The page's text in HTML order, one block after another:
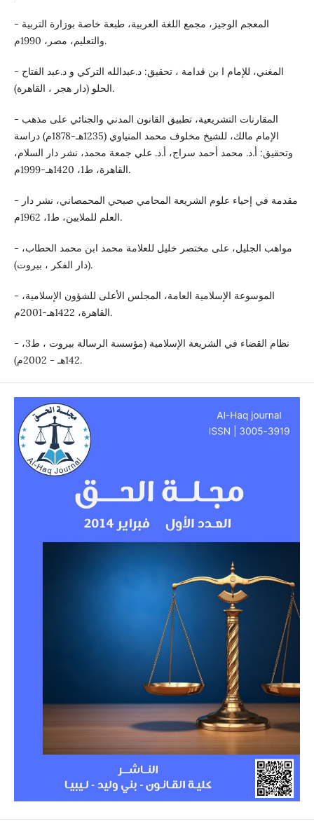
- المعجم الوجيز، مجمع اللغة العربية، طبعة خاصة بوزارة التربية
والتعليم، مصر، 1990م.
- المغني، للإمام ا بن قدامة ، تحقيق: د.عبدالله التركي و د.عبد الفتاح
الحلو (دار هجر ، القاهرة).
- المقارنات التشريعية، تطبيق القانون المدني والجنائي على مذهب
الإمام مالك، للشيخ مخلوف محمد المنياوي (1235هـ-1878م) دراسة
وتحقيق: أ.د. محمد أحمد سراج، أ.د. علي جمعة محمد، نشر دار السلام،
القاهرة، ط1، 1420هـ-1999م.
- مقدمة في إحياء علوم الشريعة المحامي صبحي المحمصاني، نشر دار
العلم للملايين، ط1، 1962م.
- مواهب الجليل، على مختصر خليل للعلامة محمد ابن محمد الحطاب،
(دار الفكر ، بيروت).
- الموسوعة الإسلامية العامة، المجلس الأعلى للشؤون الإسلامية،
القاهرة، 1422هـ-2001م.
- نظام القضاء في الشريعة الإسلامية (مؤسسة الرسالة بيروت ، ط3،
142هـ - 2002م).